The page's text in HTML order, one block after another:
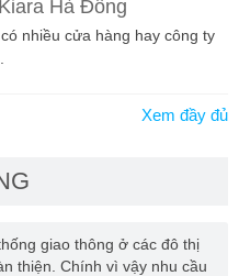
Hà Đông
nhiều cửa hàng hay công ty
Xem đầy đủ
giao thông ở các đô thị
thiện. Chính vì vậy nhu cầu